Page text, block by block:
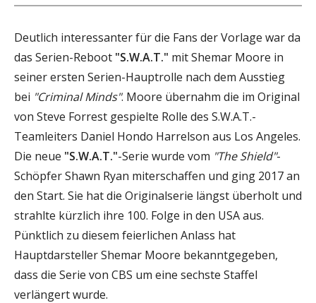
Deutlich interessanter für die Fans der Vorlage war da
das Serien-Reboot "S.W.A.T." mit Shemar Moore in
seiner ersten Serien-Hauptrolle nach dem Ausstieg
bei "Criminal Minds". Moore übernahm die im Original
von Steve Forrest gespielte Rolle des S.W.A.T.-
Teamleiters Daniel Hondo Harrelson aus Los Angeles.
Die neue "S.W.A.T."-Serie wurde vom "The Shield"-
Schöpfer Shawn Ryan miterschaffen und ging 2017 an
den Start. Sie hat die Originalserie längst überholt und
strahlte kürzlich ihre 100. Folge in den USA aus.
Pünktlich zu diesem feierlichen Anlass hat
Hauptdarsteller Shemar Moore bekanntgegeben,
dass die Serie von CBS um eine sechste Staffel
verlängert wurde.